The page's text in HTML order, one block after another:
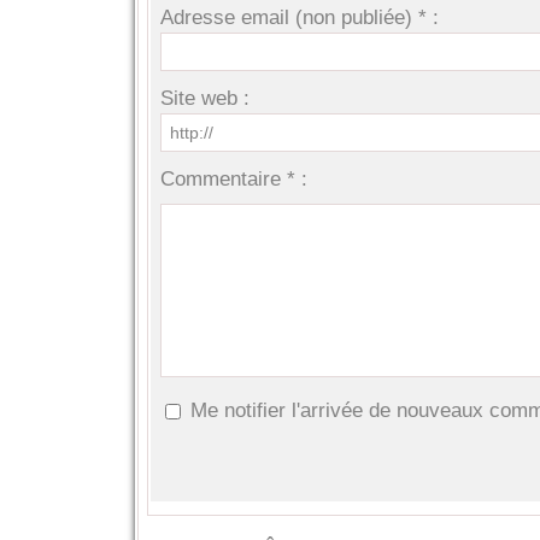
Adresse email (non publiée) * :
Site web :
Commentaire * :
Me notifier l'arrivée de nouveaux